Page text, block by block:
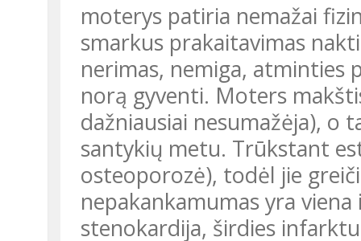
moterys patiria nemažai
smarkus prakaitavimas
nerimas, nemiga, atminties
norą gyventi. Moters
dažniausiai nesumažėja), o
santykių metu. Trūkstant
osteoporozė), todėl jie
nepakankamumas yra
stenokardija, širdies